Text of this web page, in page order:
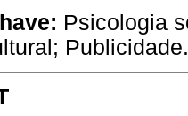
Psicologia
Publicidade.